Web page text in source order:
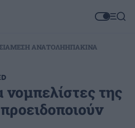
ΜΕΣΗ ΑΝΑΤΟΛΗΗΠΑΚΙΝΑ
της